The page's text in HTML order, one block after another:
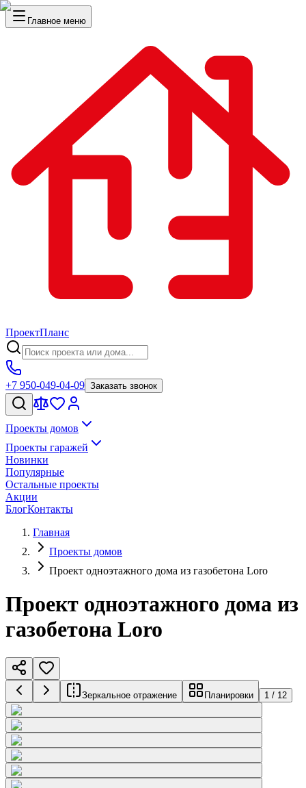
Главное меню
ПроектПланс
+7 950-049-04-09 Заказать звонок
Проекты домов
Проекты гаражей
Новинки
Популярные
Остальные проекты
Акции
БлогКонтакты
Главная
Проекты домов
Проект одноэтажного дома из газобетона Loro
Проект одноэтажного дома из
газобетона Loro
Зеркальное отражение Планировки 1 / 12